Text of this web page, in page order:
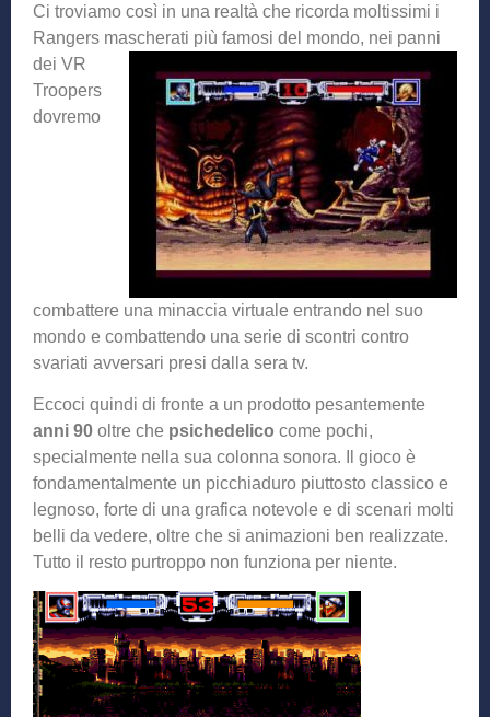
Ci troviamo così in una realtà che ricorda moltissimi i
Rangers mascherati più famosi del mondo, nei panni
dei VR
Troopers
dovremo
combattere una minaccia virtuale entrando nel suo
mondo e combattendo una serie di scontri contro
svariati avversari presi dalla sera tv.
Eccoci quindi di fronte a un prodotto pesantemente
anni 90 oltre che psichedelico come pochi,
specialmente nella sua colonna sonora. Il gioco è
fondamentalmente un picchiaduro piuttosto classico e
legnoso, forte di una grafica notevole e di scenari molti
belli da vedere, oltre che si animazioni ben realizzate.
Tutto il resto purtroppo non funziona per niente.